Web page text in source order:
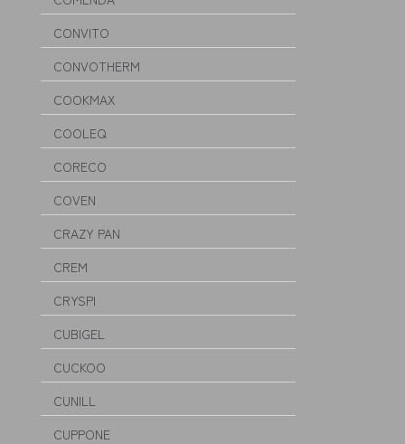
CONVITO
CONVOTHERM
COOKMAX
COOLEQ
CORECO
COVEN
CRAZY PAN
CREM
CRYSPI
CUBIGEL
CUCKOO
CUNILL
CUPPONE